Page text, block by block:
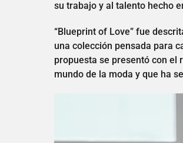
su trabajo y al talento hecho
“Blueprint of Love” fue
una colección pensada para
propuesta se presentó con el
mundo de la moda y que ha